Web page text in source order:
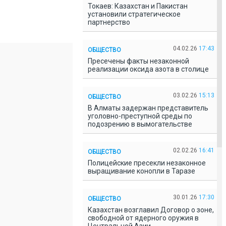
Токаев: Казахстан и Пакистан
установили стратегическое
партнерство
ОБЩЕСТВО 04.02.26 17:43
Пресечены факты незаконной
реализации оксида азота в столице
ОБЩЕСТВО 03.02.26 15:13
В Алматы задержан представитель
уголовно-преступной среды по
подозрению в вымогательстве
ОБЩЕСТВО 02.02.26 16:41
Полицейские пресекли незаконное
выращивание конопли в Таразе
ОБЩЕСТВО 30.01.26 17:30
Казахстан возглавил Договор о зоне,
свободной от ядерного оружия в